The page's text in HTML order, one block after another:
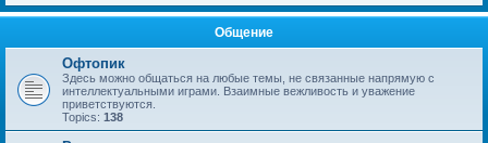
Общение
Офтопик
Здесь можно общаться на любые темы, не связанные напрямую с
интеллектуальными играми. Взаимные вежливость и уважение
приветствуются.
Topics: 138